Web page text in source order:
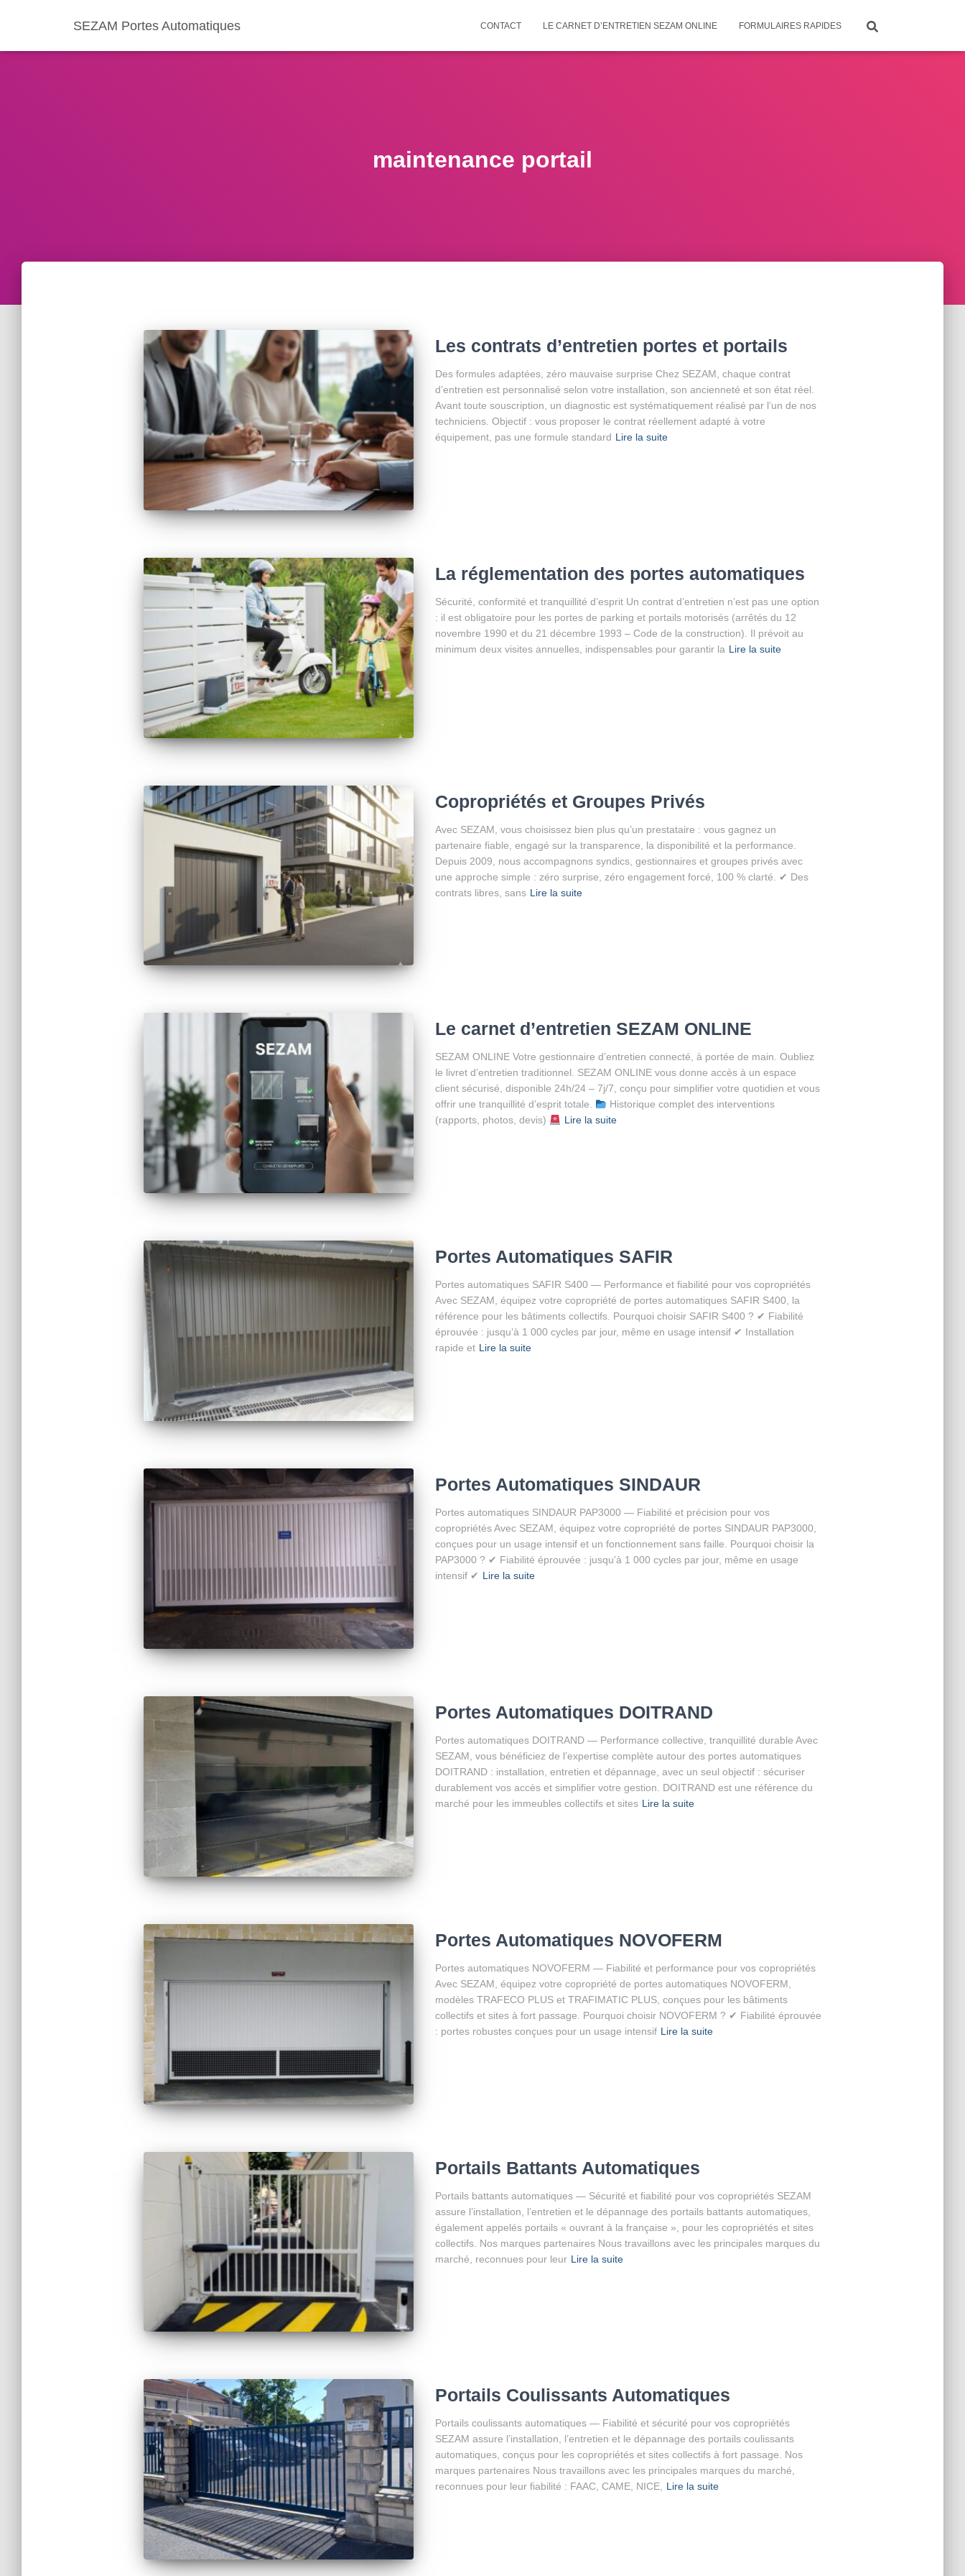
SEZAM Portes Automatiques CONTACT LE CARNET D’ENTRETIEN SEZAM ONLINE FORMULAIRES RAPIDES
maintenance portail
Les contrats d’entretien portes et portails
Des formules adaptées, zéro mauvaise surprise Chez SEZAM, chaque contrat
d’entretien est personnalisé selon votre installation, son ancienneté et son état réel.
Avant toute souscription, un diagnostic est systématiquement réalisé par l’un de nos
techniciens. Objectif : vous proposer le contrat réellement adapté à votre
équipement, pas une formule standard Lire la suite
La réglementation des portes automatiques
Sécurité, conformité et tranquillité d’esprit Un contrat d’entretien n’est pas une option
: il est obligatoire pour les portes de parking et portails motorisés (arrêtés du 12
novembre 1990 et du 21 décembre 1993 – Code de la construction). Il prévoit au
minimum deux visites annuelles, indispensables pour garantir la Lire la suite
Copropriétés et Groupes Privés
Avec SEZAM, vous choisissez bien plus qu’un prestataire : vous gagnez un
partenaire fiable, engagé sur la transparence, la disponibilité et la performance.
Depuis 2009, nous accompagnons syndics, gestionnaires et groupes privés avec
une approche simple : zéro surprise, zéro engagement forcé, 100 % clarté. ✔ Des
contrats libres, sans Lire la suite
Le carnet d’entretien SEZAM ONLINE
SEZAM ONLINE Votre gestionnaire d’entretien connecté, à portée de main. Oubliez
le livret d’entretien traditionnel. SEZAM ONLINE vous donne accès à un espace
client sécurisé, disponible 24h/24 – 7j/7, conçu pour simplifier votre quotidien et vous
offrir une tranquillité d’esprit totale.
Historique complet des interventions
(rapports, photos, devis)
Lire la suite
Portes Automatiques SAFIR
Portes automatiques SAFIR S400 — Performance et fiabilité pour vos copropriétés
Avec SEZAM, équipez votre copropriété de portes automatiques SAFIR S400, la
référence pour les bâtiments collectifs. Pourquoi choisir SAFIR S400 ? ✔ Fiabilité
éprouvée : jusqu’à 1 000 cycles par jour, même en usage intensif ✔ Installation
rapide et Lire la suite
Portes Automatiques SINDAUR
Portes automatiques SINDAUR PAP3000 — Fiabilité et précision pour vos
copropriétés Avec SEZAM, équipez votre copropriété de portes SINDAUR PAP3000,
conçues pour un usage intensif et un fonctionnement sans faille. Pourquoi choisir la
PAP3000 ? ✔ Fiabilité éprouvée : jusqu’à 1 000 cycles par jour, même en usage
intensif ✔ Lire la suite
Portes Automatiques DOITRAND
Portes automatiques DOITRAND — Performance collective, tranquillité durable Avec
SEZAM, vous bénéficiez de l’expertise complète autour des portes automatiques
DOITRAND : installation, entretien et dépannage, avec un seul objectif : sécuriser
durablement vos accès et simplifier votre gestion. DOITRAND est une référence du
marché pour les immeubles collectifs et sites Lire la suite
Portes Automatiques NOVOFERM
Portes automatiques NOVOFERM — Fiabilité et performance pour vos copropriétés
Avec SEZAM, équipez votre copropriété de portes automatiques NOVOFERM,
modèles TRAFECO PLUS et TRAFIMATIC PLUS, conçues pour les bâtiments
collectifs et sites à fort passage. Pourquoi choisir NOVOFERM ? ✔ Fiabilité éprouvée
: portes robustes conçues pour un usage intensif Lire la suite
Portails Battants Automatiques
Portails battants automatiques — Sécurité et fiabilité pour vos copropriétés SEZAM
assure l’installation, l’entretien et le dépannage des portails battants automatiques,
également appelés portails « ouvrant à la française », pour les copropriétés et sites
collectifs. Nos marques partenaires Nous travaillons avec les principales marques du
marché, reconnues pour leur Lire la suite
Portails Coulissants Automatiques
Portails coulissants automatiques — Fiabilité et sécurité pour vos copropriétés
SEZAM assure l’installation, l’entretien et le dépannage des portails coulissants
automatiques, conçus pour les copropriétés et sites collectifs à fort passage. Nos
marques partenaires Nous travaillons avec les principales marques du marché,
reconnues pour leur fiabilité : FAAC, CAME, NICE, Lire la suite